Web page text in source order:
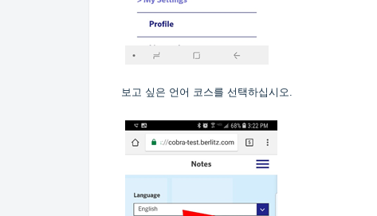
보고 싶은 언어 코스를 선택하십시오.